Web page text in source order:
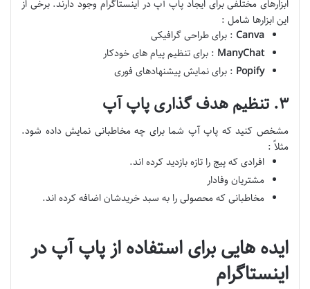
ابزارهای مختلفی برای ایجاد پاپ آپ در اینستاگرام وجود دارند. برخی از
این ابزارها شامل :
Canva : برای طراحی گرافیکی
ManyChat : برای تنظیم پیام های خودکار
Popify : برای نمایش پیشنهادهای فوری
۳. تنظیم هدف گذاری پاپ آپ
مشخص کنید که پاپ آپ شما برای چه مخاطبانی نمایش داده شود.
مثلاً :
افرادی که پیج را تازه بازدید کرده اند.
مشتریان وفادار
مخاطبانی که محصولی را به سبد خریدشان اضافه کرده اند.
ایده هایی برای استفاده از پاپ آپ در
اینستاگرام